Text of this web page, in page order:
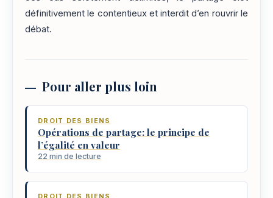
définitivement le contentieux et interdit d’en rouvrir le
débat.
Pour aller plus loin
DROIT DES BIENS
Opérations de partage: le principe de
l’égalité en valeur
22 min de lecture